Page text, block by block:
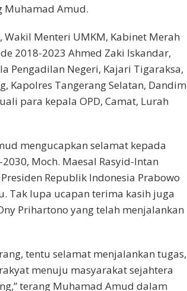
Muhamad Amud.
Menteri UMKM, Kabinet Merah
2018-2023 Ahmed Zaki Iskandar,
Pengadilan Negeri, Kajari Tigaraksa,
Kapolres Tangerang Selatan, Dandim
para kepala OPD, Camat, Lurah
mengucapkan selamat kepada
Moch. Maesal Rasyid-Intan
Republik Indonesia Prabowo
Tak lupa ucapan terima kasih juga
Prihartono yang telah menjalankan
tentu selamat menjalankan tugas,
menuju masyarakat sejahtera
terang Muhamad Amud dalam